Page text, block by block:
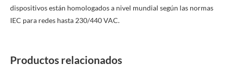
dispositivos están homologados a nivel mundial según las normas
IEC para redes hasta 230/440 VAC.
Productos relacionados